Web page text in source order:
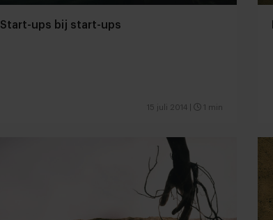
Start-ups bij start-ups
15 juli 2014 1 min